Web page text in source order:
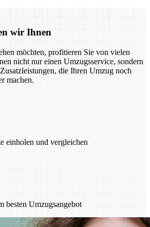
wir Ihnen
möchten, profitieren Sie von vielen
nicht nur einen Umzugsservice, sondern
die Ihren Umzug noch
machen.
einholen und vergleichen
besten Umzugsangebot